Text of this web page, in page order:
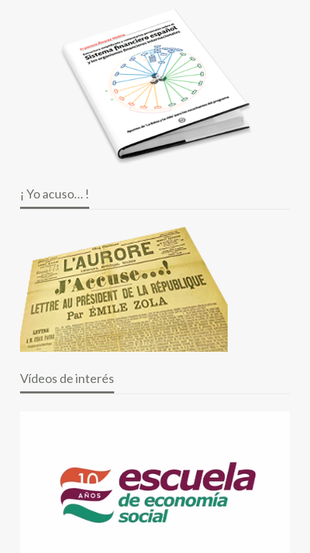
¡ Yo acuso… !
Vídeos de interés